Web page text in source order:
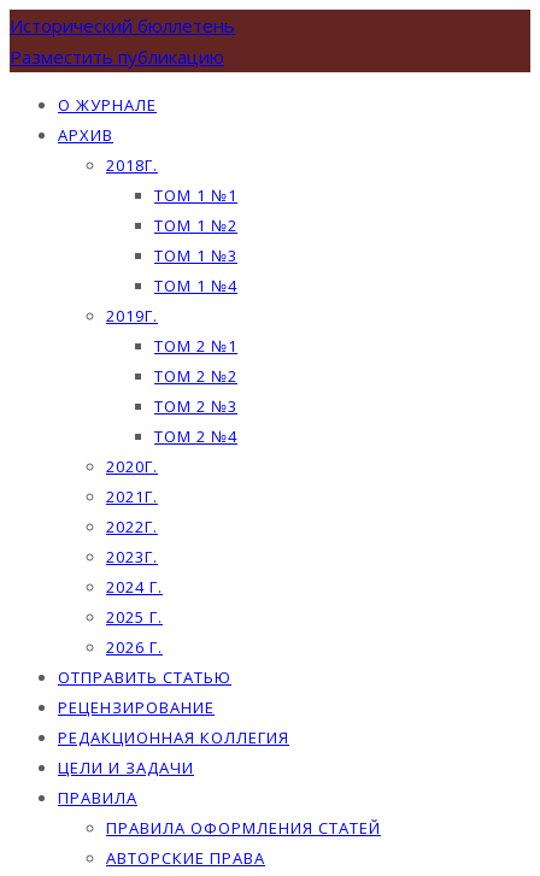
Исторический бюллетень
Разместить публикацию
О ЖУРНАЛЕ
АРХИВ
2018Г.
ТОМ 1 №1
ТОМ 1 №2
ТОМ 1 №3
ТОМ 1 №4
2019Г.
ТОМ 2 №1
ТОМ 2 №2
ТОМ 2 №3
ТОМ 2 №4
2020Г.
2021Г.
2022Г.
2023Г.
2024 Г.
2025 Г.
2026 Г.
ОТПРАВИТЬ СТАТЬЮ
РЕЦЕНЗИРОВАНИЕ
РЕДАКЦИОННАЯ КОЛЛЕГИЯ
ЦЕЛИ И ЗАДАЧИ
ПРАВИЛА
ПРАВИЛА ОФОРМЛЕНИЯ СТАТЕЙ
АВТОРСКИЕ ПРАВА